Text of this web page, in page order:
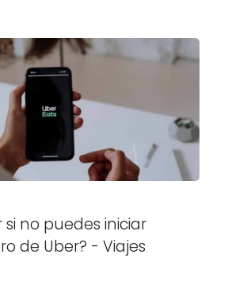
no puedes iniciar
de Uber? - Viajes